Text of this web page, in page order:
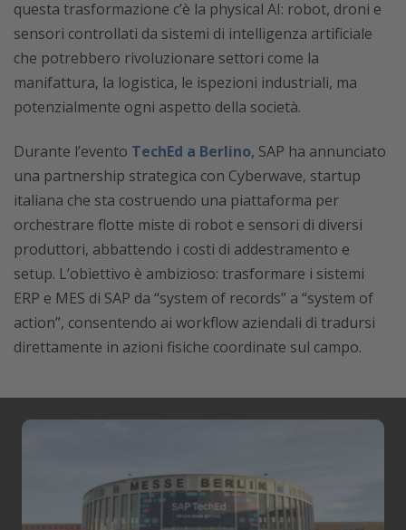
questa trasformazione c’è la physical AI: robot, droni e
sensori controllati da sistemi di intelligenza artificiale
che potrebbero rivoluzionare settori come la
manifattura, la logistica, le ispezioni industriali, ma
potenzialmente ogni aspetto della società.
Durante l’evento TechEd a Berlino, SAP ha annunciato
una partnership strategica con Cyberwave, startup
italiana che sta costruendo una piattaforma per
orchestrare flotte miste di robot e sensori di diversi
produttori, abbattendo i costi di addestramento e
setup. L’obiettivo è ambizioso: trasformare i sistemi
ERP e MES di SAP da “system of records” a “system of
action”, consentendo ai workflow aziendali di tradursi
direttamente in azioni fisiche coordinate sul campo.